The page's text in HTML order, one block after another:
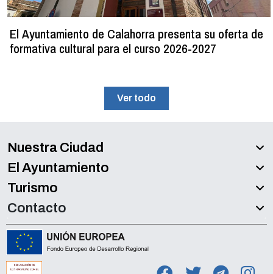
El Ayuntamiento de Calahorra presenta su oferta de
formativa cultural para el curso 2026-2027
Ver todo
Nuestra Ciudad
El Ayuntamiento
Turismo
Contacto